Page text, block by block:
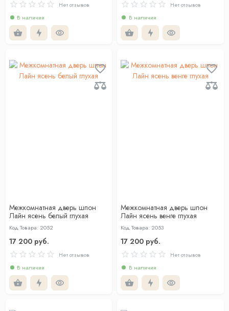
Нет отзывов
В наличии
Нет отзывов
В наличии
Межкомнатная дверь шпон
Лайн ясень белый глухая
Код Товара: 2052
17 200 руб.
Нет отзывов
В наличии
Межкомнатная дверь шпон
Лайн ясень венге глухая
Код Товара: 2053
17 200 руб.
Нет отзывов
В наличии